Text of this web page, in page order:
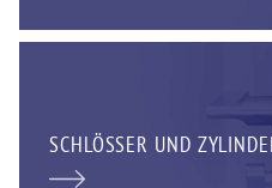
SCHLÖSSER UND